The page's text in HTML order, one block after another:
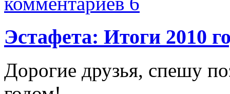
Эстафета: Итоги 2010
Дорогие друзья, спешу